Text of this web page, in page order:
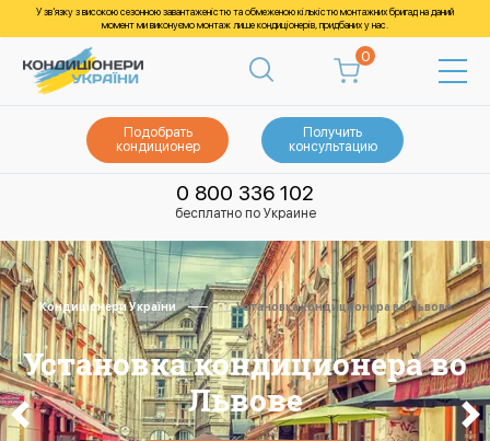
У зв’язку з високою сезонною завантаженістю та обмеженою кількістю монтажних бригад на даний
момент ми виконуємо монтаж лише кондиціонерів, придбаних у нас.
0
Подобрать
кондиционер
Получить
консультацию
0 800 336 102
бесплатно по Украине
Кондиціонери України Установка кондиционера во Львове
Установка кондиционера во
Львове